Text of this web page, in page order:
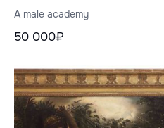
A male academy
50 000₽